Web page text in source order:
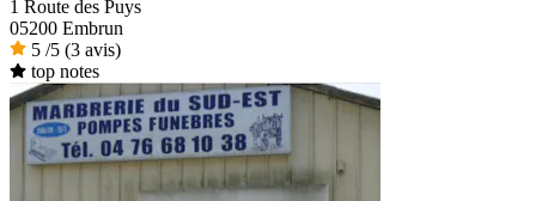
1 Route des Puys
05200 Embrun
5 /5 (3 avis)
top notes